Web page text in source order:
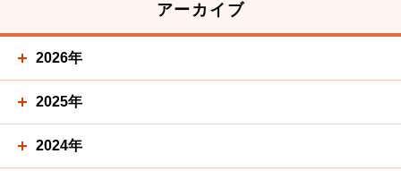
アーカイブ
2026年
2025年
2024年